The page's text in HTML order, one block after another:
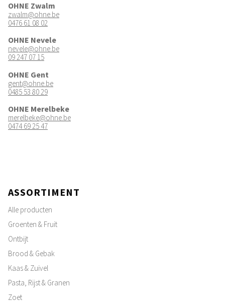
OHNE Zwalm
zwalm@ohne.be
0476 61 08 02
OHNE Nevele
nevele@ohne.be
09 247 07 15
OHNE Gent
gent@ohne.be
0485 53 80 29
OHNE Merelbeke
merelbeke@ohne.be
0474 69 25 47
ASSORTIMENT
Alle producten
Groenten & Fruit
Ontbijt
Brood & Gebak
Kaas & Zuivel
Pasta, Rijst & Granen
Zoet